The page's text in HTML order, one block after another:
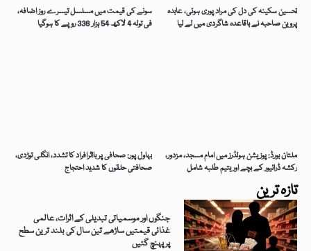
تازہ ترین
جنگوں اور موسمیاتی تبدیلی کے اثرات، عالمی
غذائی قیمتیں ساڑھے تین سال کی بلند ترین سطح
پر پہنچ گئیں
سونے کی قیمت میں مسلسل تیسرے روز اضافہ،
فی تولہ 4 لاکھ 54 ہزار 336 روپے کا ہوگیا
تحسین سکینہ کی دل کی مراد پوری ہوئی، عابدہ
پروین صاحبہ نے باقاعدہ شاگردی میں لے لیا
بہاول پور: صحافی پر بااثرافراد کا تشدد، انگلی توڑدی،
صحافتی حلقوں کا شدید احتجاج
ملتان بورڈ: پوزیشن ہولڈرز میں امام مسجد، مزدور،
رکشہ ڈرائیور کے بچے اور یتیم طلبہ شامل